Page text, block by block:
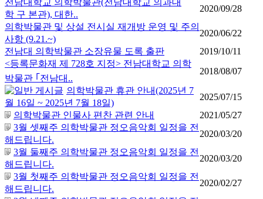
전남대학교 의학박물관(전남대학교 의과대
학 구 본관), 대한..
2020/09/28
의학박물관 및 상설 전시실 재개방 운영 및 주의
사항 (9.21.~)
2020/06/22
전남대 의학박물관 소장유물 도록 출판
2019/10/11
<등록문화재 제 728호 지정> 전남대학교 의학
박물관 ｢전남대..
2018/08/07
의학박물관 휴관 안내(2025년 7
월 16일 ~ 2025년 7월 18일)
2025/07/15
의학박물관 인물사 편찬 관련 안내
2021/05/27
3월 셋째주 의학박물관 정오음악회 일정을 전
해드립니다.
2020/03/20
3월 둘째주 의학박물관 정오음악회 일정을 전
해드립니다.
2020/03/20
3월 첫째주 의학박물관 정오음악회 일정을 전
해드립니다.
2020/02/27